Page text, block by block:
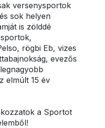
versenysportok
sok helyen
is zölddé
rögbi Eb, vizes
evezős
elmúlt 15 év
a Sportot